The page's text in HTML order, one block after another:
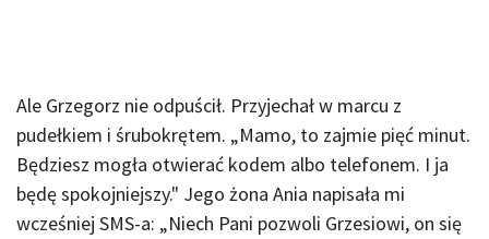
Ale Grzegorz nie odpuścił. Przyjechał w marcu z
pudełkiem i śrubokrętem. „Mamo, to zajmie pięć minut.
Będziesz mogła otwierać kodem albo telefonem. I ja
będę spokojniejszy." Jego żona Ania napisała mi
wcześniej SMS-a: „Niech Pani pozwoli Grzesiowi, on się